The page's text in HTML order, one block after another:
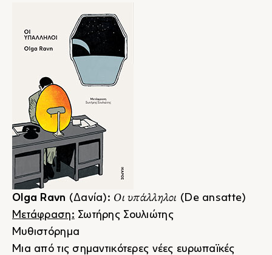
Olga Ravn (Δανία): Οι υπάλληλοι (De ansatte)
Μετάφραση: Σωτήρης Σουλιώτης
Μυθιστόρημα
Μια από τις σημαντικότερες νέες ευρωπαϊκές